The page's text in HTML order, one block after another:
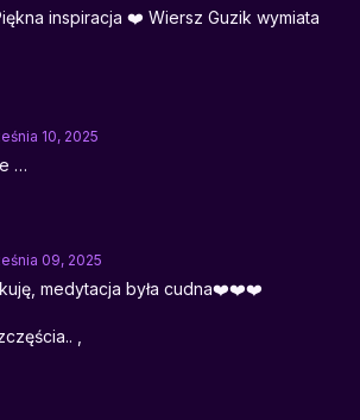
inspiracja ❤️ Wiersz Guzik wymiata
10, 2025
…
09, 2025
medytacja była cudna❤️❤️❤️
,